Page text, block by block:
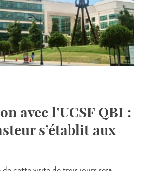
avec l’UCSF QBI :
s’établit aux